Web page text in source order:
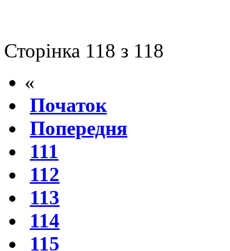
Сторінка 118 з 118
«
Початок
Попередня
111
112
113
114
115